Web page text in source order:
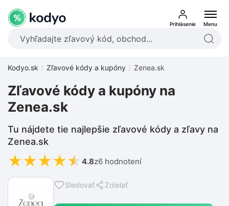
Prihlásenie Menu
Kodyo.sk Zľavové kódy a kupóny Zenea.sk
Sledovať Zdielať
Zľavové kódy a kupóny na
Zenea.sk
Tu nájdete tie najlepšie zľavové kódy a zľavy na
Zenea.sk
★★★★★ 4.8z6 hodnotení